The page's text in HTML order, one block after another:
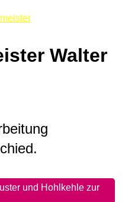
Walter